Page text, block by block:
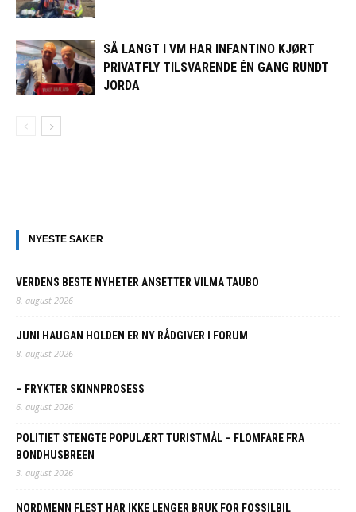
SÅ LANGT I VM HAR INFANTINO KJØRT
PRIVATFLY TILSVARENDE ÉN GANG RUNDT
JORDA
NYESTE SAKER
VERDENS BESTE NYHETER ANSETTER VILMA TAUBO
8. august 2026
JUNI HAUGAN HOLDEN ER NY RÅDGIVER I FORUM
8. august 2026
– FRYKTER SKINNPROSESS
6. august 2026
POLITIET STENGTE POPULÆRT TURISTMÅL – FLOMFARE FRA
BONDHUSBREEN
3. august 2026
NORDMENN FLEST HAR IKKE LENGER BRUK FOR FOSSILBIL